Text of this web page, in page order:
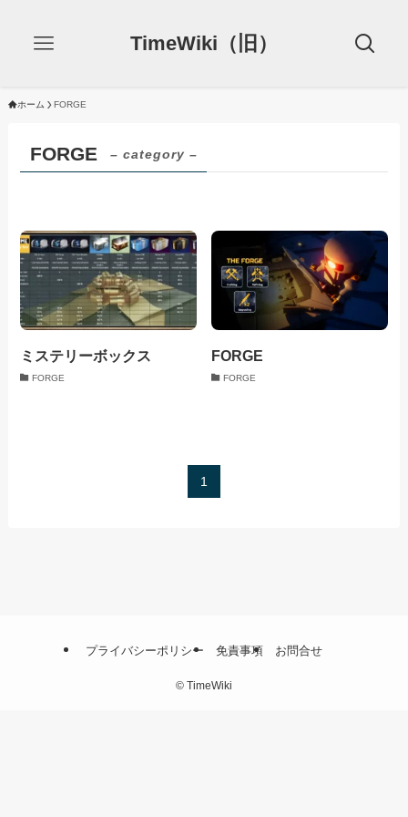
TimeWiki（旧）
ホーム FORGE
FORGE – category –
ミステリーボックス
FORGE
FORGE
FORGE
1
プライバシーポリシー 免責事項 お問合せ
© TimeWiki